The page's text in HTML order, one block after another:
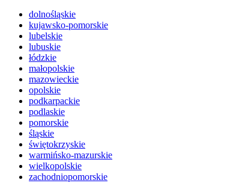
dolnośląskie
kujawsko-pomorskie
lubelskie
lubuskie
łódzkie
małopolskie
mazowieckie
opolskie
podkarpackie
podlaskie
pomorskie
śląskie
świętokrzyskie
warmińsko-mazurskie
wielkopolskie
zachodniopomorskie